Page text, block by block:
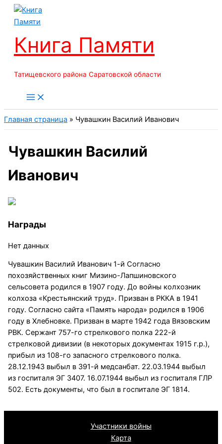
Перейти
Книга Памяти
Татищевского района Саратовской области
Главная страница » Чувашкин Василий Иванович
Чувашкин Василий
Иванович
Награды
Нет данных
Чувашкин Василий Иванович 1-й Согласно
похозяйственных книг Мизино-Лапшиновского
сельсовета родился в 1907 году. До войны колхозник
колхоза «Крестьянский труд». Призван в РККА в 1941
году. Согласно сайта «Память народа» родился в 1906
году в Хлебновке. Призван в марте 1942 года Вязовским
РВК. Сержант 757-го стрелкового полка 222-й
стрелковой дивизии (в некоторых документах 1915 г.р.),
прибыл из 108-го запасного стрелкового полка.
28.12.1943 выбыл в 391-й медсанбат. 22.03.1944 выбыл
из госпиталя ЭГ 3407. 16.07.1944 выбыл из госпиталя ГЛР
502. Есть документы, что был в госпитале ЭГ 1814.
Участники войны
Карта